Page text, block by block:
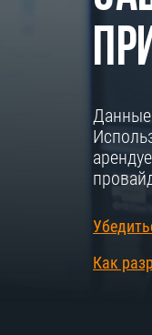
Данные
Как